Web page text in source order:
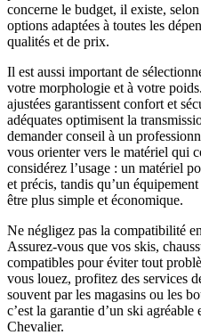
concerne le budget, il existe,
options adaptées à toutes les
qualités et de prix.
Il est aussi important de
votre morphologie et à votre
ajustées garantissent confort et
adéquates optimisent la
demander conseil à un
vous orienter vers le matériel qui
considérez l’usage : un matériel
et précis, tandis qu’un
être plus simple et économique.
Ne négligez pas la compatibilité
Assurez-vous que vos skis,
compatibles pour éviter tout
vous louez, profitez des services
souvent par les magasins ou les
c’est la garantie d’un ski agréable
Chevalier.